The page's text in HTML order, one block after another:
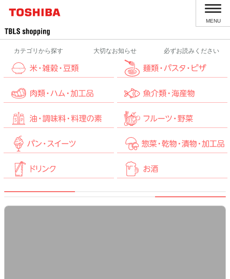
MENU
カテゴリから探す 大切なお知らせ 必ずお読みください